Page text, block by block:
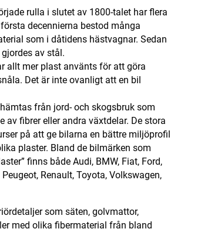
rulla i slutet av 1800-talet har flera
decennierna bestod många
som i dåtidens hästvagnar. Sedan
av stål.
allt mer plast använts för att göra
Det är inte ovanligt att en bil
från jord- och skogsbruk som
av fibrer eller andra växtdelar. De stora
på att ge bilarna en bättre miljöprofil
plaster. Bland de bilmärken som
finns både Audi, BMW, Fiat, Ford,
Renault, Toyota, Volkswagen,
som säten, golvmattor,
med olika fibermaterial från bland